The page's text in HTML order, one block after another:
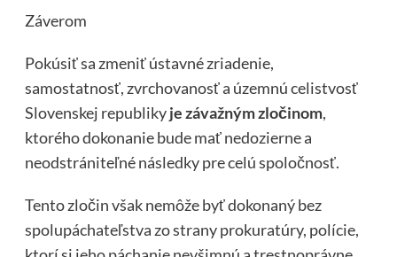
Záverom
Pokúsiť sa zmeniť ústavné zriadenie,
samostatnosť, zvrchovanosť a územnú celistvosť
Slovenskej republikyje závažným zločinom,
ktorého dokonanie bude mať nedozierne a
neodstrániteľné následky pre celú spoločnosť.
Tento zločin však nemôže byť dokonaný bez
spolupáchateľstva zo strany prokuratúry, polície,